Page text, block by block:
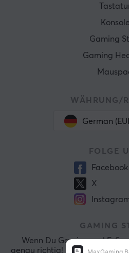
Konsole
Gaming
Gaming
WÄHRUNG/
German
FOLGE
Facebook
X
GAMING
Wenn Du Gaming und E-
genau richtig! Bei MaxGaming